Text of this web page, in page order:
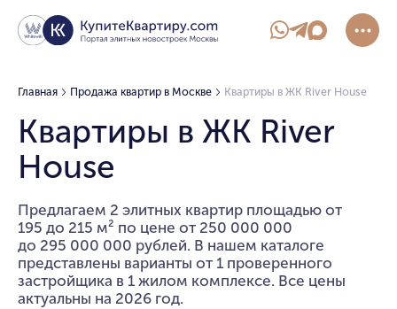
Главная Продажа квартир в Москве Квартиры в ЖК River House
Квартиры в ЖК River
House
Предлагаем 2 элитных квартир площадью от
195 до 215 м² по цене от 250 000 000
до 295 000 000 рублей. В нашем каталоге
представлены варианты от 1 проверенного
застройщика в 1 жилом комплексе. Все цены
актуальны на 2026 год.